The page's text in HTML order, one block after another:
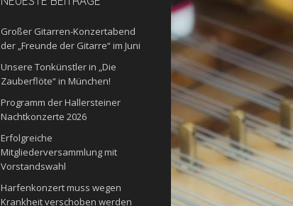
Großer Gitarren-Konzertabend
der „Freunde der Gitarre“ im Juni
Unsere Tonkünstler in „Die
Zauberflöte“ in München!
Programm der Hallersteiner
Nachtkonzerte 2026
Erfolgreiche
Mitgliederversammlung mit
Vorstandswahl
Harfenkonzert muss wegen
Krankheit verschoben werden